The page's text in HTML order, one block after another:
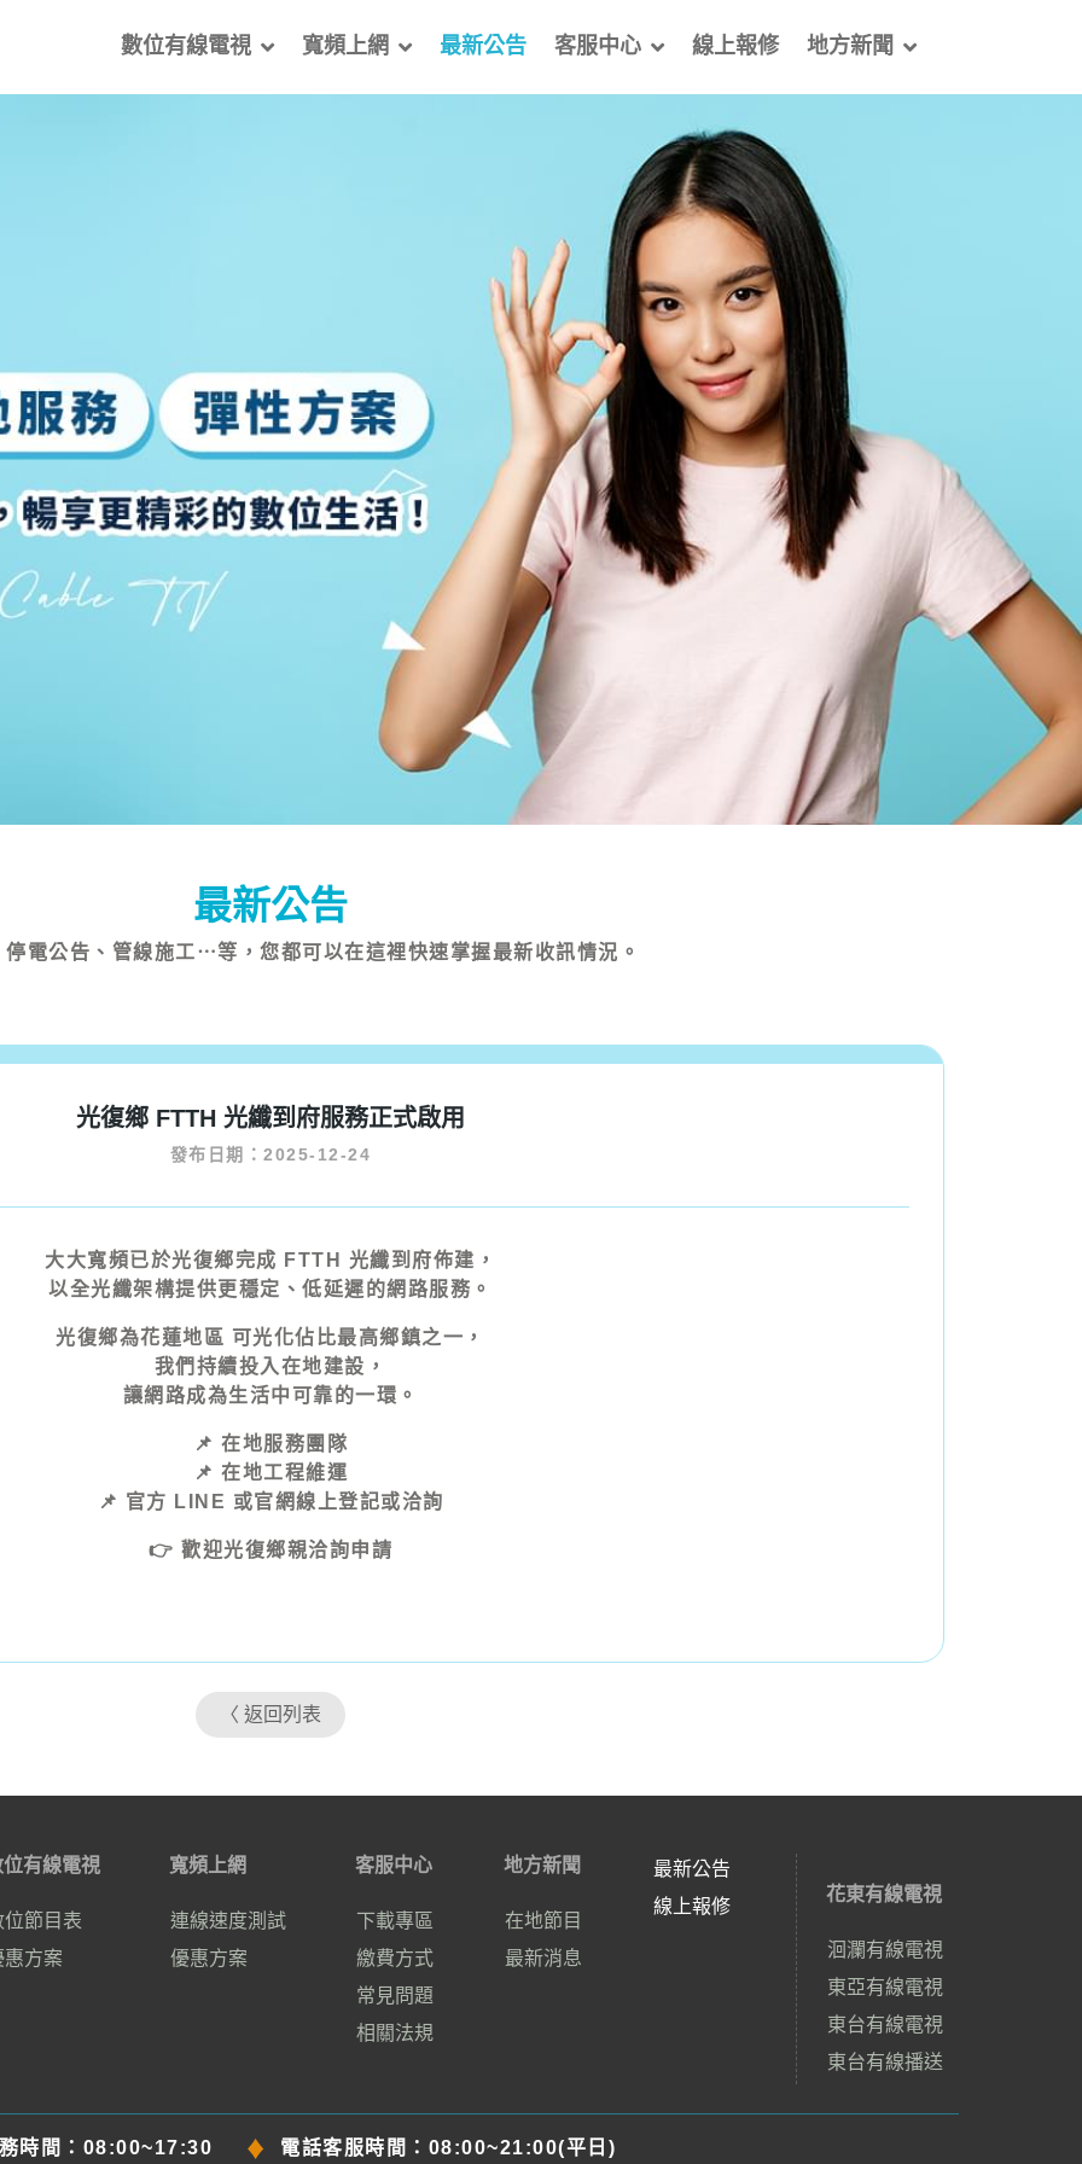
數位有線電視 寬頻上網 最新公告 客服中心 線上報修 地方新聞
最新公告
停電公告、管線施工⋯等，您都可以在這裡快速掌握最新收訊情況。
光復鄉 FTTH 光纖到府服務正式啟用
發布日期：2025-12-24
大大寬頻已於光復鄉完成 FTTH 光纖到府佈建，
以全光纖架構提供更穩定、低延遲的網路服務。
光復鄉為花蓮地區 可光化佔比最高鄉鎮之一 ，
我們持續投入在地建設，
讓網路成為生活中可靠的一環。
📌 在地服務團隊
📌 在地工程維運
📌 官方 LINE 或官網線上登記或洽詢
👉 歡迎光復鄉親洽詢申請
〈 返回列表
位有線電視
位節目表
惠方案
寬頻上網
連線速度測試
優惠方案
客服中心
下載專區
繳費方式
常見問題
相關法規
地方新聞
在地節目
最新消息
最新公告
線上報修
花東有線電視
洄瀾有線電視
東亞有線電視
東台有線電視
東台有線播送
時間： 08:00~17:30 電話客服時間： 08:00~21:00(平日)